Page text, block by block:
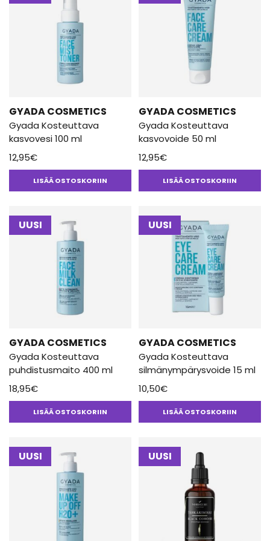
GYADA COSMETICS
Gyada Kosteuttava
kasvovesi 100 ml
12,95€
LISÄÄ OSTOSKORIIN
GYADA COSMETICS
Gyada Kosteuttava
kasvovoide 50 ml
12,95€
LISÄÄ OSTOSKORIIN
UUSI
GYADA COSMETICS
Gyada Kosteuttava
puhdistusmaito 400 ml
18,95€
LISÄÄ OSTOSKORIIN
UUSI
GYADA COSMETICS
Gyada Kosteuttava
silmänympärysvoide 15 ml
10,50€
LISÄÄ OSTOSKORIIN
UUSI UUSI